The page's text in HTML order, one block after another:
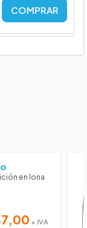
COMPRAR
en lona
+ IVA